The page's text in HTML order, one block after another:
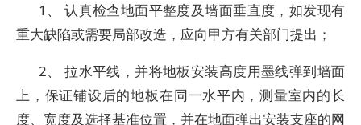
1、 认真检查地面平整度及墙面垂直度，如发现有
重大缺陷或需要局部改造，应向甲方有关部门提出；
2、 拉水平线，并将地板安装高度用墨线弹到墙面
上，保证铺设后的地板在同一水平内，测量室内的长
度、宽度及选择基准位置，并在地面弹出安装支座的网